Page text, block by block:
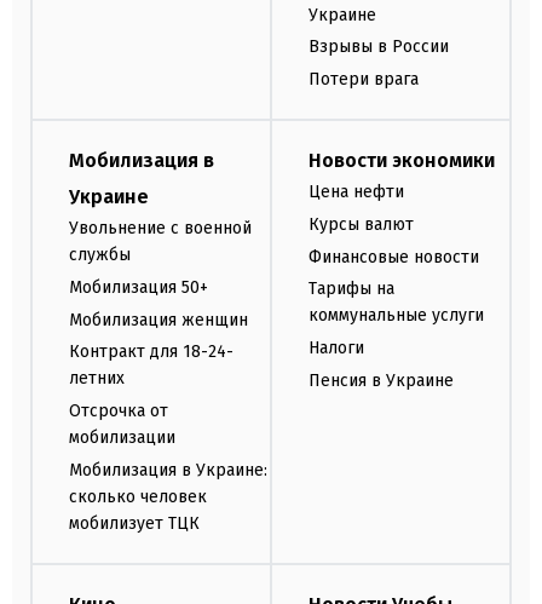
Украине
Взрывы в России
Потери врага
Мобилизация в
Украине
Увольнение с военной
службы
Мобилизация 50+
Мобилизация женщин
Контракт для 18-24-
летних
Отсрочка от
мобилизации
Мобилизация в Украине:
сколько человек
мобилизует ТЦК
Новости экономики
Цена нефти
Курсы валют
Финансовые новости
Тарифы на
коммунальные услуги
Налоги
Пенсия в Украине